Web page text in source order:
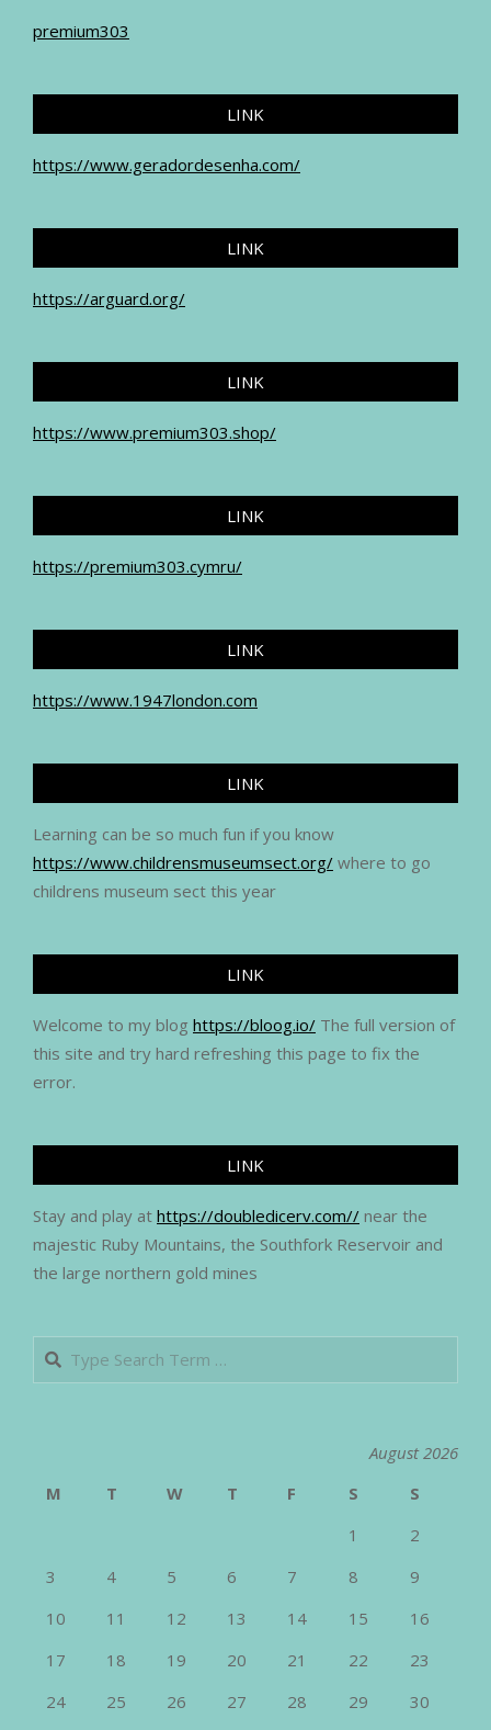
premium303
LINK
https://www.geradordesenha.com/
LINK
https://arguard.org/
LINK
https://www.premium303.shop/
LINK
https://premium303.cymru/
LINK
https://www.1947london.com
LINK
Learning can be so much fun if you know
https://www.childrensmuseumsect.org/ where to go
childrens museum sect this year
LINK
Welcome to my blog https://bloog.io/ The full version of
this site and try hard refreshing this page to fix the
error.
LINK
Stay and play at https://doubledicerv.com// near the
majestic Ruby Mountains, the Southfork Reservoir and
the large northern gold mines
Search
August 2026
M
T W T F S
S
1
2
3
4 5 6 7 8
9
10
11 12 13 14 15
16
17
18 19 20 21 22
23
24
25 26 27 28 29
30